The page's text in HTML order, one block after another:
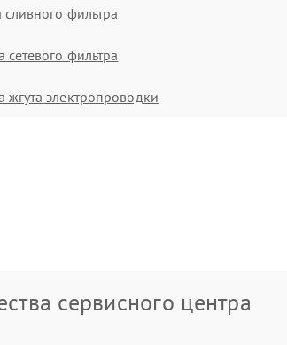
сливного фильтра
сетевого фильтра
жгута электропроводки
сервисного центра